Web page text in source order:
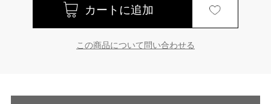
この商品について問い合わせる